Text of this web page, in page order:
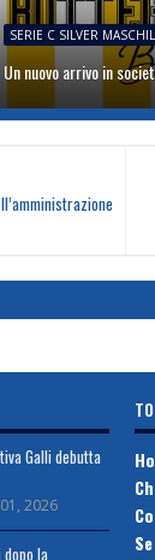
SERIE C SILVER
Un nuovo arrivo in
Galli debutta
2026
la